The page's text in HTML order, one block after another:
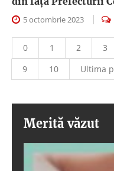
5 octombrie 2023
0 1 2 3
9
10 Ultima
Merită văzut